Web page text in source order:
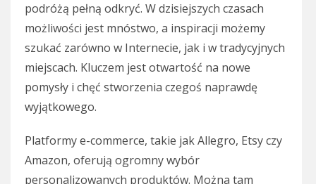
podróżą pełną odkryć. W dzisiejszych czasach
możliwości jest mnóstwo, a inspiracji możemy
szukać zarówno w Internecie, jak i w tradycyjnych
miejscach. Kluczem jest otwartość na nowe
pomysły i chęć stworzenia czegoś naprawdę
wyjątkowego.
Platformy e-commerce, takie jak Allegro, Etsy czy
Amazon, oferują ogromny wybór
personalizowanych produktów. Można tam